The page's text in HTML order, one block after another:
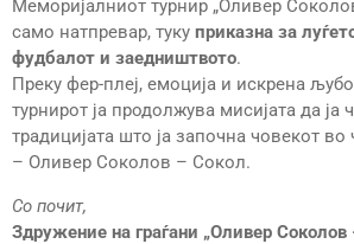
Меморијалниот турнир „Оливер
само натпревар, туку приказна за
фудбалот и заедништвото.
Преку фер-плеј, емоција и искрена
турнирот ја продолжува мисијата да ја
традицијата што ја започна човекот
– Оливер Соколов – Сокол.
Со почит,
Здружение на граѓани „Оливер Соколов